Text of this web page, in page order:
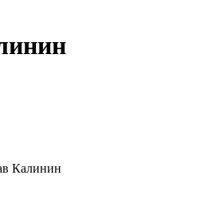
Калинин